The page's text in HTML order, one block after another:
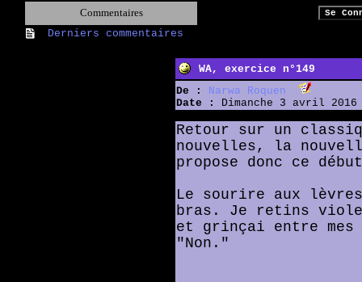
Commentaires
Derniers commentaires
WA, exercice n°149
De :
Narwa Roquen
Date :
Dimanche 3 avril
Retour sur un
nouvelles, la
propose donc ce
Le sourire aux
bras. Je retins
et grinçai entre mes
"Non."